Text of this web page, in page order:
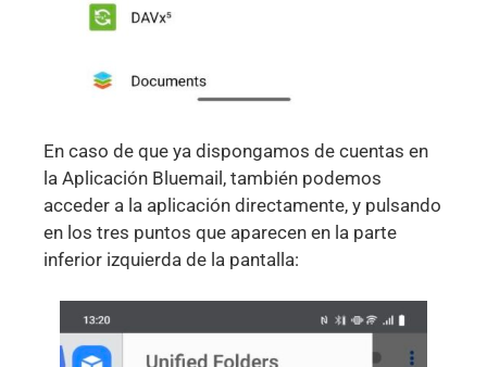
En caso de que ya dispongamos de cuentas en
la Aplicación Bluemail, también podemos
acceder a la aplicación directamente, y pulsando
en los tres puntos que aparecen en la parte
inferior izquierda de la pantalla: